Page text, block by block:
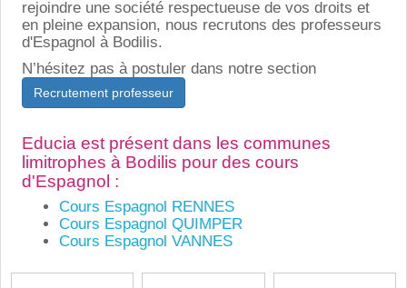
rejoindre une société respectueuse de vos droits et
en pleine expansion, nous recrutons des professeurs
d'Espagnol à Bodilis.
N’hésitez pas à postuler dans notre section
Recrutement professeur
Educia est présent dans les communes
limitrophes à Bodilis pour des cours
d'Espagnol :
Cours Espagnol RENNES
Cours Espagnol QUIMPER
Cours Espagnol VANNES